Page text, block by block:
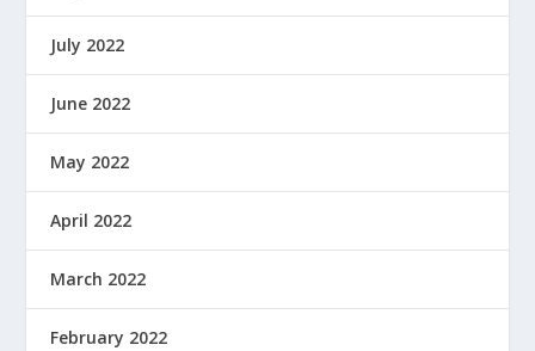
July 2022
June 2022
May 2022
April 2022
March 2022
February 2022